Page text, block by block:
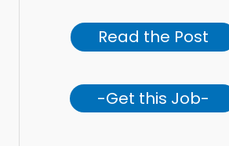
Read the Post
-Get this Job-